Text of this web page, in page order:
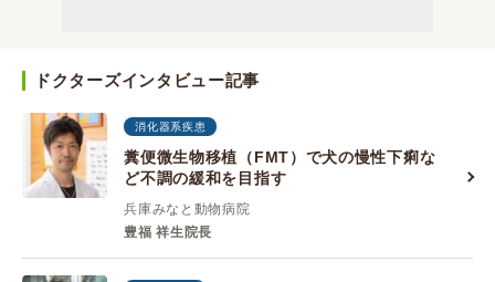
ドクターズインタビュー記事
消化器系疾患
糞便微生物移植（FMT）で犬の慢性下痢な
ど不調の緩和を目指す
兵庫みなと動物病院
豊福 祥生院長